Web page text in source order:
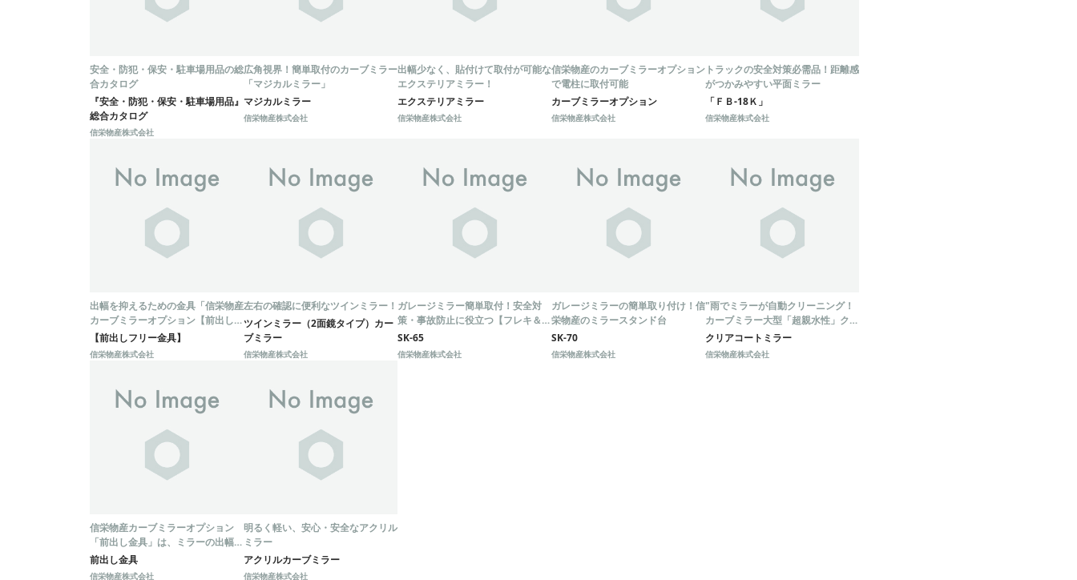
安全・防犯・保安・駐車場用品の総
合カタログ
『安全・防犯・保安・駐車場用品』
総合カタログ
信栄物産株式会社
広角視界！簡単取付のカーブミラー
「マジカルミラー」
マジカルミラー
信栄物産株式会社
出幅少なく、貼付けて取付が可能な
エクステリアミラー！
エクステリアミラー
信栄物産株式会社
信栄物産のカーブミラーオプション
で電柱に取付可能
カーブミラーオプション
信栄物産株式会社
トラックの安全対策必需品！距離感
がつかみやすい平面ミラー
「ＦＢ-18Ｋ」
信栄物産株式会社
出幅を抑えるための金具「信栄物産
カーブミラーオプション【前出しフ
リー金具】」
【前出しフリー金具】
信栄物産株式会社
左右の確認に便利なツインミラー！
ツインミラー（2面鏡タイプ）カー
ブミラー
信栄物産株式会社
ガレージミラー簡単取付！安全対
策・事故防止に役立つ【フレキ＆マ
グネット】オプション
SK-65
信栄物産株式会社
ガレージミラーの簡単取り付け！信
栄物産のミラースタンド台
SK-70
信栄物産株式会社
"雨でミラーが自動クリーニング！
カーブミラー大型「超親水性」クリ
アコートミラー"
クリアコートミラー
信栄物産株式会社
信栄物産カーブミラーオプション
「前出し金具」は、ミラーの出幅が
足りない場合や金具を90度曲げて
取り付けたい場合に最適な製品で
前出し金具
信栄物産株式会社
明るく軽い、安心・安全なアクリル
ミラー
アクリルカーブミラー
信栄物産株式会社